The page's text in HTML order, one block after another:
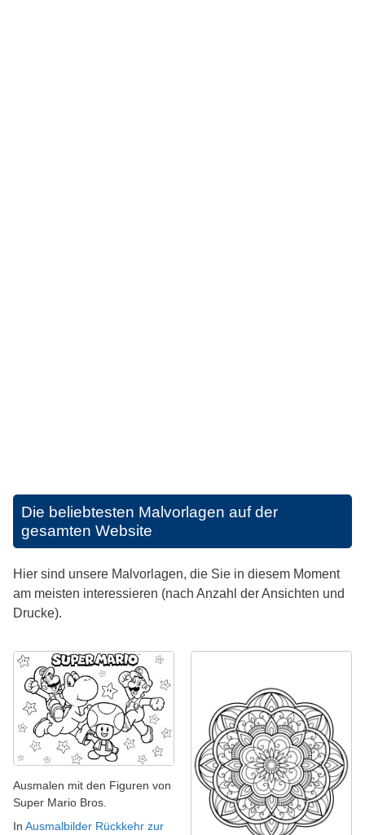
Die beliebtesten Malvorlagen auf der
gesamten Website
Hier sind unsere Malvorlagen, die Sie in diesem Moment
am meisten interessieren (nach Anzahl der Ansichten und
Drucke).
Ausmalen mit den Figuren von
Super Mario Bros.
In Ausmalbilder Rückkehr zur